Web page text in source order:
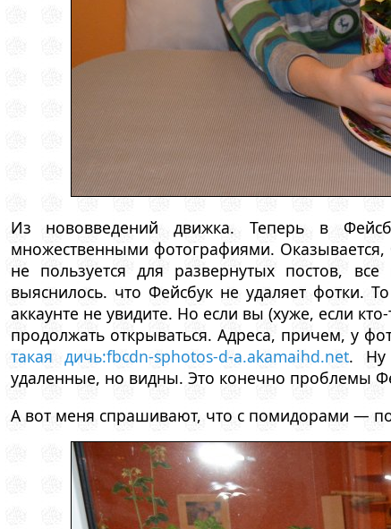
Из нововведений движка. Теперь в
множественными фотографиями. Оказывается,
не пользуется для развернутых постов,
выяснилось. что Фейсбук не удаляет фотки.
аккаунте не увидите. Но если вы (хуже, если
продолжать открываться. Адреса, причем, у
такая дичь:fbcdn-sphotos-d-a.akamaihd.net. Ну
удаленные, но видны. Это конечно проблемы
А вот меня спрашивают, что с помидорами —